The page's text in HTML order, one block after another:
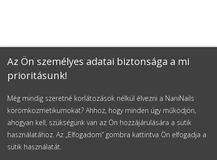
Az Ön személyes adatai biztonsága a mi
prioritásunk!
Még mindig szeretné korlátozások nélkül élvezni a NaniNails
körömkozmetikumokat? Ahhoz, hogy minden úgy működjön,
ahogyan kell, szükségünk van az Ön hozzájárulására a sütik
használatához. Az „Elfogadom” gombra kattintva Ön elfogadja a
sütik használatát.